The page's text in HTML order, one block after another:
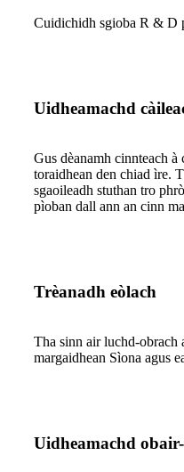
Cuidichidh sgioba R & D
Uidheamachd
Gus dèanamh cinnteach
toraidhean den chiad ìre.
sgaoileadh stuthan tro
pìoban dall ann an cinn
Trèanadh eòlach
Tha sinn air luchd-obrach
margaidhean Sìona agus
Uidheamachd